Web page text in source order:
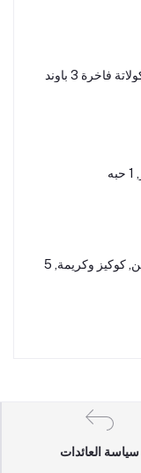
ديماتيز أيزو 100 بروتين, كوكيز وكريمة, 5
سياسة العائدات